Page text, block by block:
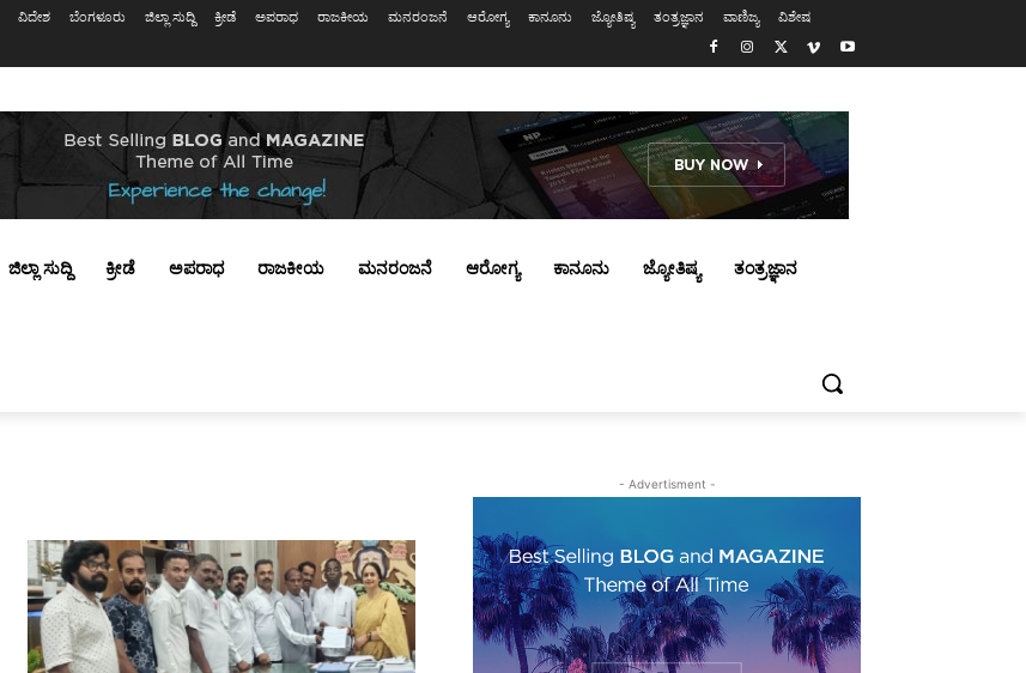
ವಿದೇಶ ಬೆಂಗಳೂರು ಜಿಲ್ಲಾ ಸುದ್ದಿ ಕ್ರೀಡೆ ಅಪರಾಧ ರಾಜಕೀಯ ಮನರಂಜನೆ ಆರೋಗ್ಯ ಕಾನೂನು ಜ್ಯೋತಿಷ್ಯ ತಂತ್ರಜ್ಞಾನ ವಾಣಿಜ್ಯ ವಿಶೇಷ
ಜಿಲ್ಲಾ ಸುದ್ದಿ ಕ್ರೀಡೆ ಅಪರಾಧ ರಾಜಕೀಯ ಮನರಂಜನೆ ಆರೋಗ್ಯ ಕಾನೂನು ಜ್ಯೋತಿಷ್ಯ ತಂತ್ರಜ್ಞಾನ
- Advertisment -